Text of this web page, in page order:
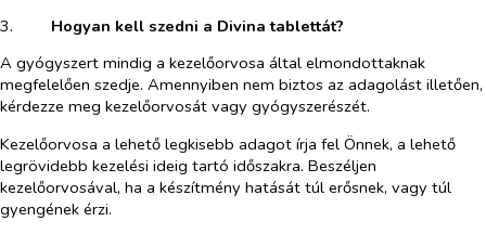
3.​
Hogyan kell szedni a Divina tablettát?
A gyógyszert mindig a kezelőorvosa által elmondottaknak
megfelelően szedje. Amennyiben nem biztos az adagolást illetően,
kérdezze meg kezelőorvosát vagy gyógyszerészét.
Kezelőorvosa a lehető legkisebb adagot írja fel Önnek, a lehető
legrövidebb kezelési ideig tartó időszakra. Beszéljen
kezelőorvosával, ha a készítmény hatását túl erősnek, vagy túl
gyengének érzi.